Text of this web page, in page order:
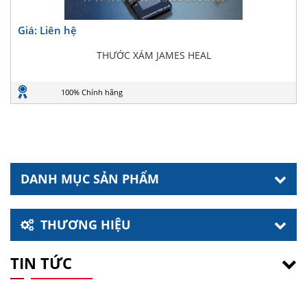
Giá: Liên hệ
THƯỚC XÁM JAMES HEAL
100% Chính hãng
DANH MỤC SẢN PHẨM
THƯƠNG HIỆU
TIN TỨC